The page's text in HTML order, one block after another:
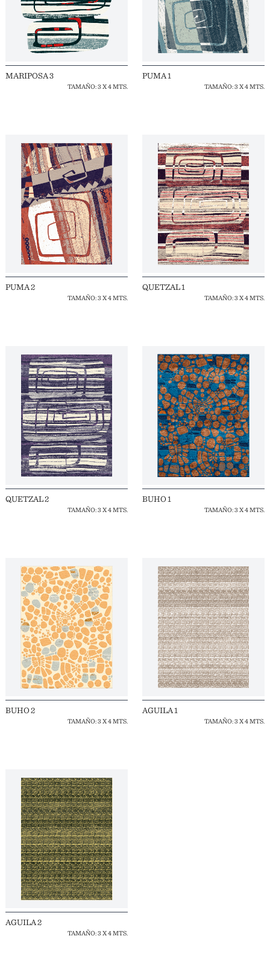
MARIPOSA 3
TAMAÑO: 3 X 4 MTS.
PUMA 1
TAMAÑO: 3 X 4 MTS.
PUMA 2
TAMAÑO: 3 X 4 MTS.
QUETZAL 1
TAMAÑO: 3 X 4 MTS.
QUETZAL 2
TAMAÑO: 3 X 4 MTS.
BUHO 1
TAMAÑO: 3 X 4 MTS.
BUHO 2
TAMAÑO: 3 X 4 MTS.
AGUILA 1
TAMAÑO: 3 X 4 MTS.
AGUILA 2
TAMAÑO: 3 X 4 MTS.